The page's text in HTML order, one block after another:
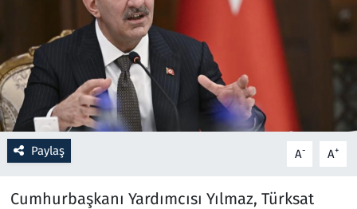
Paylaş A- A+
Cumhurbaşkanı Yardımcısı Yılmaz, Türksat
Savunma Sanayi
Seçim 2023
Spor